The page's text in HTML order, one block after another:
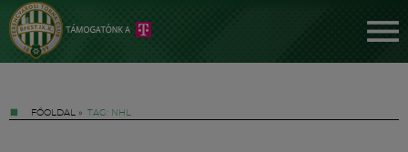
FŐOLDAL » TAG: NHL